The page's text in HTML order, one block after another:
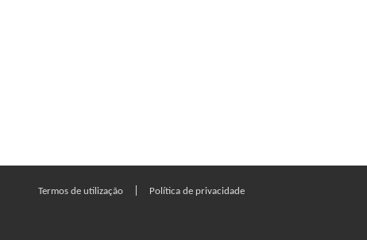
Termos de utilização Política de privacidade